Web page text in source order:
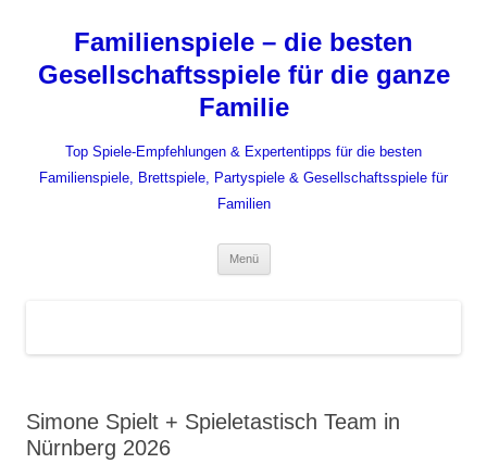
springenFamilienspiele – die besten
Gesellschaftsspiele für die ganze
Familie
Top Spiele-Empfehlungen & Expertentipps für die besten
Familienspiele, Brettspiele, Partyspiele & Gesellschaftsspiele für
Familien
Menü
Simone Spielt + Spieletastisch Team in
Nürnberg 2026